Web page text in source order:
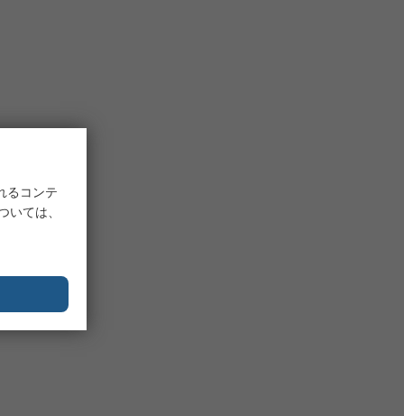
るコンテ
ては、